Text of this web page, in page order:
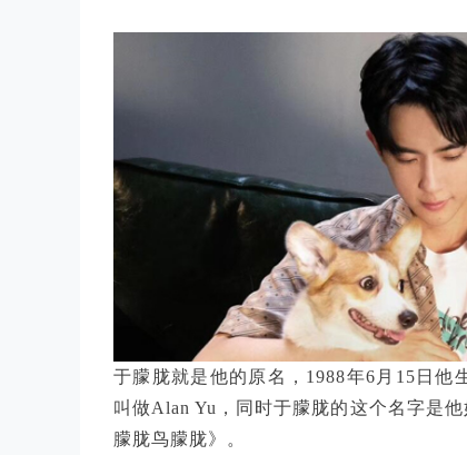
于朦胧就是他的原名，1988年6月15日
叫做Alan Yu，同时于朦胧的这个名字是
朦胧鸟朦胧》。